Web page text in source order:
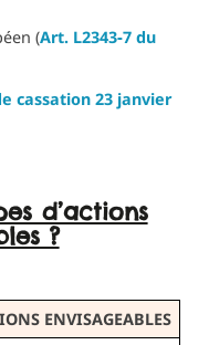
(Art. L2343‑7 du
cassation 23 janvier
?
ENVISAGEABLES